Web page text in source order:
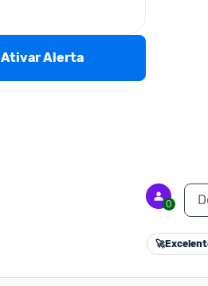
Ativar Alerta
0
🚀